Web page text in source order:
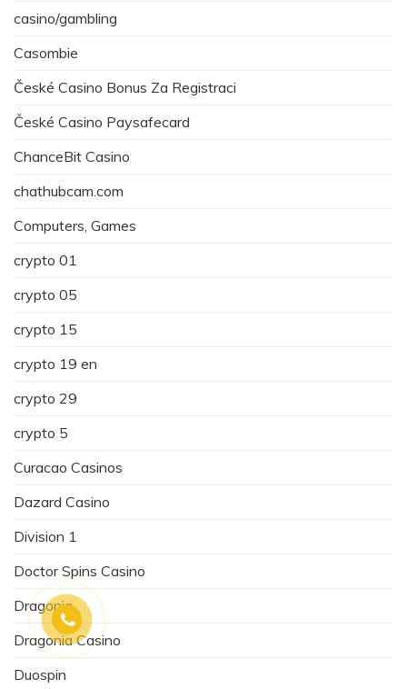
casino/gambling
Casombie
České Casino Bonus Za Registraci
České Casino Paysafecard
ChanceBit Casino
chathubcam.com
Computers, Games
crypto 01
crypto 05
crypto 15
crypto 19 en
crypto 29
crypto 5
Curacao Casinos
Dazard Casino
Division 1
Doctor Spins Casino
Dragonia
Dragonia Casino
Duospin